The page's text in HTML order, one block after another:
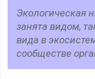
Экологическая
занята видом,
вида в
сообществе